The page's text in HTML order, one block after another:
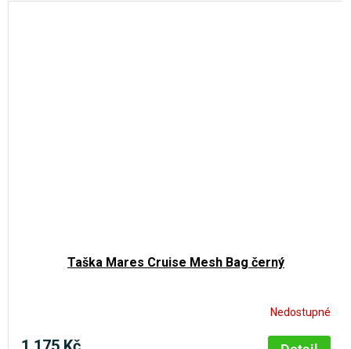
Taška Mares Cruise Mesh Bag černý
Nedostupné